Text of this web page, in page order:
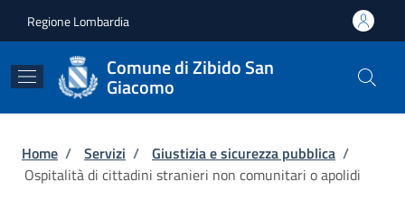
Regione Lombardia
Comune di Zibido San
Giacomo
Briciole di pane
Home / Servizi / Giustizia e sicurezza pubblica /
Ospitalità di cittadini stranieri non comunitari o apolidi